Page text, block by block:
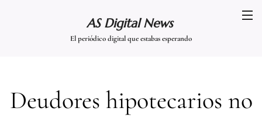
AS Digital News
El periódico digital que estabas esperando
Deudores hipotecarios no